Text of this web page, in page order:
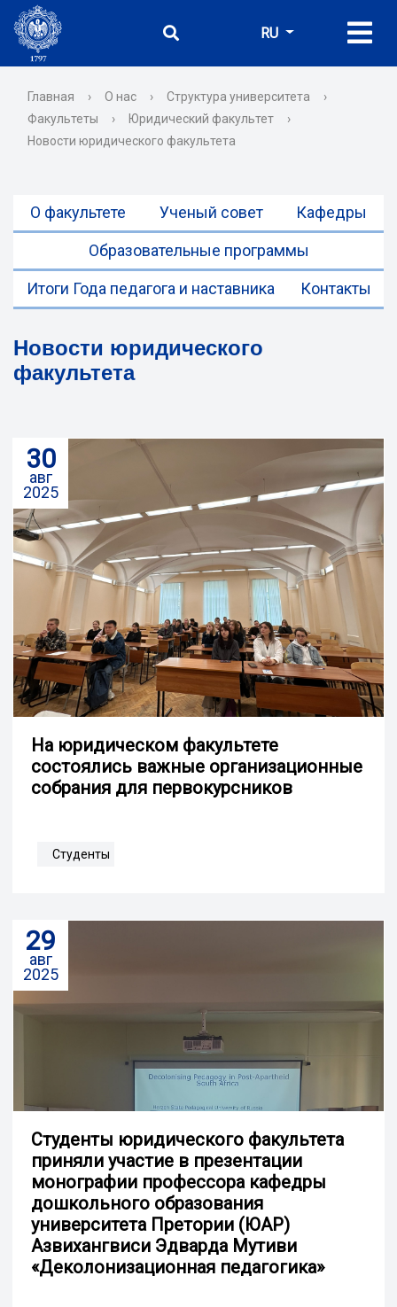
RU
Главная › О нас › Структура университета
›
Факультеты
› Юридический факультет
›
Новости юридического факультета
О факультете Ученый совет Кафедры
Образовательные программы
Итоги Года педагога и наставника Контакты
Новости юридического
факультета
30
авг
2025
На юридическом факультете
состоялись важные организационные
собрания для первокурсников
Студенты
29
авг
2025
Студенты юридического факультета
приняли участие в презентации
монографии профессора кафедры
дошкольного образования
университета Претории (ЮАР)
Азвихангвиси Эдварда Мутиви
«Деколонизационная педагогика»